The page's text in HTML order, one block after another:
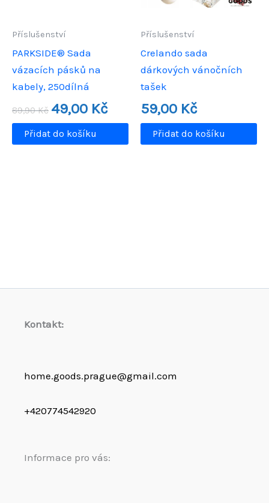
Příslušenství
PARKSIDE® Sada
vázacích pásků na
kabely, 250dílná
89,90Kč
Původní
cena
89,90 Kč.
49,00 Kč Aktuální
Přidat do košíku
Příslušenství
Crelando sada
dárkových vánočních
tašek
59,00 Kč
Přidat do košíku
Kontakt:
home.goods.prague@gmail.com
+420774542920
Informace pro vás: